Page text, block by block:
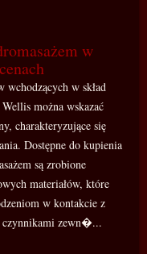
w
wchodzących w skład
można wskazać
charakteryzujące się
Dostępne do kupienia
są zrobione
materiałów, które
w kontakcie z
czynnikami zewn�...